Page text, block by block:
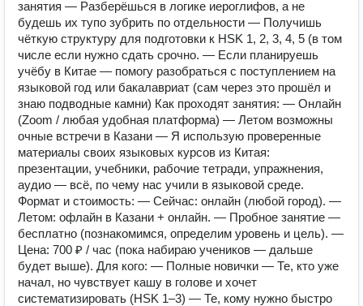
занятия — Разберёшься в логике иероглифов, а не
будешь их тупо зубрить по отдельности — Получишь
чёткую структуру для подготовки к HSK 1, 2, 3, 4, 5 (в том
числе если нужно сдать срочно. — Если планируешь
учёбу в Китае — помогу разобраться с поступлением на
языковой год или бакалавриат (сам через это прошёл и
знаю подводные камни) Как проходят занятия: — Онлайн
(Zoom / любая удобная платформа) — Летом возможны
очные встречи в Казани — Я использую проверенные
материалы своих языковых курсов из Китая:
презентации, учебники, рабочие тетради, упражнения,
аудио — всё, по чему нас учили в языковой среде.
Формат и стоимость: — Сейчас: онлайн (любой город). —
Летом: офлайн в Казани + онлайн. — Пробное занятие —
бесплатно (познакомимся, определим уровень и цель). —
Цена: 700 ₽ / час (пока набираю учеников — дальше
будет выше). Для кого: — Полные новички — Те, кто уже
начал, но чувствует кашу в голове и хочет
систематизировать (HSK 1–3) — Те, кому нужно быстро